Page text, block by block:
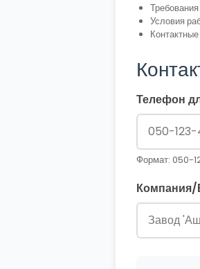
Условия
Телефон
Формат: 050-